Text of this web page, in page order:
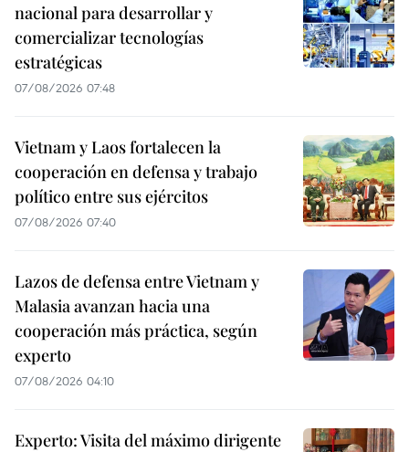
nacional para desarrollar y
comercializar tecnologías
estratégicas
07/08/2026 07:48
Vietnam y Laos fortalecen la
cooperación en defensa y trabajo
político entre sus ejércitos
07/08/2026 07:40
Lazos de defensa entre Vietnam y
Malasia avanzan hacia una
cooperación más práctica, según
experto
07/08/2026 04:10
Experto: Visita del máximo dirigente